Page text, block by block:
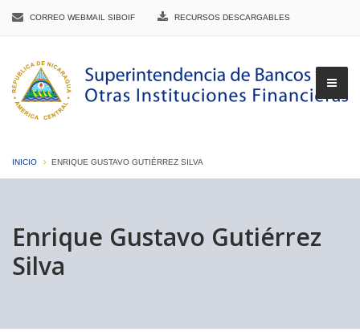
CORREO WEBMAIL SIBOIF RECURSOS DESCARGABLES
INICIO ENRIQUE GUSTAVO GUTIÉRREZ SILVA
Enrique Gustavo Gutiérrez
Silva